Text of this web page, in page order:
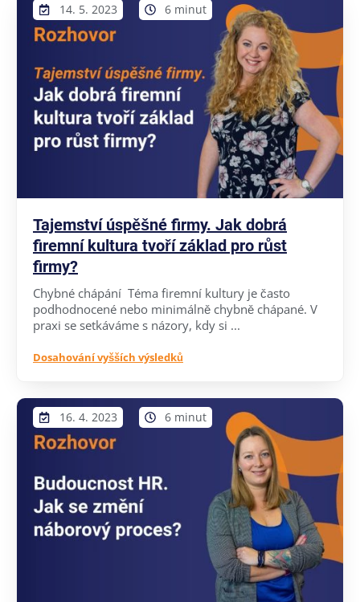
14. 5. 2023 6 minut
Tajemství úspěšné firmy. Jak dobrá
firemní kultura tvoří základ pro růst
firmy?
Chybné chápání Téma firemní kultury je často
podhodnocené nebo minimálně chybně chápané. V
praxi se setkáváme s názory, kdy si ...
Dosahování vyšších výsledků
16. 4. 2023 6 minut